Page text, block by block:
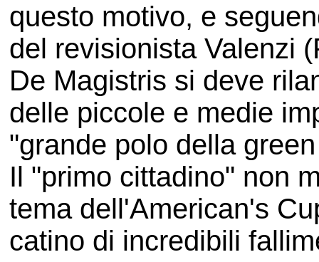
questo motivo, e
del revisionista Valenzi
De Magistris si deve
delle piccole e medie
"grande polo della
Il "primo cittadino" non
tema dell'American's
catino di incredibili